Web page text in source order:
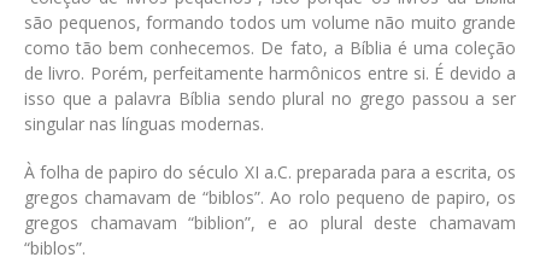
são pequenos, formando todos um volume não muito grande
como tão bem conhecemos. De fato, a Bíblia é uma coleção
de livro. Porém, perfeitamente harmônicos entre si. É devido a
isso que a palavra Bíblia sendo plural no grego passou a ser
singular nas línguas modernas.
À folha de papiro do século XI a.C. preparada para a escrita, os
gregos chamavam de “biblos”. Ao rolo pequeno de papiro, os
gregos chamavam “biblion”, e ao plural deste chamavam
“biblos”.